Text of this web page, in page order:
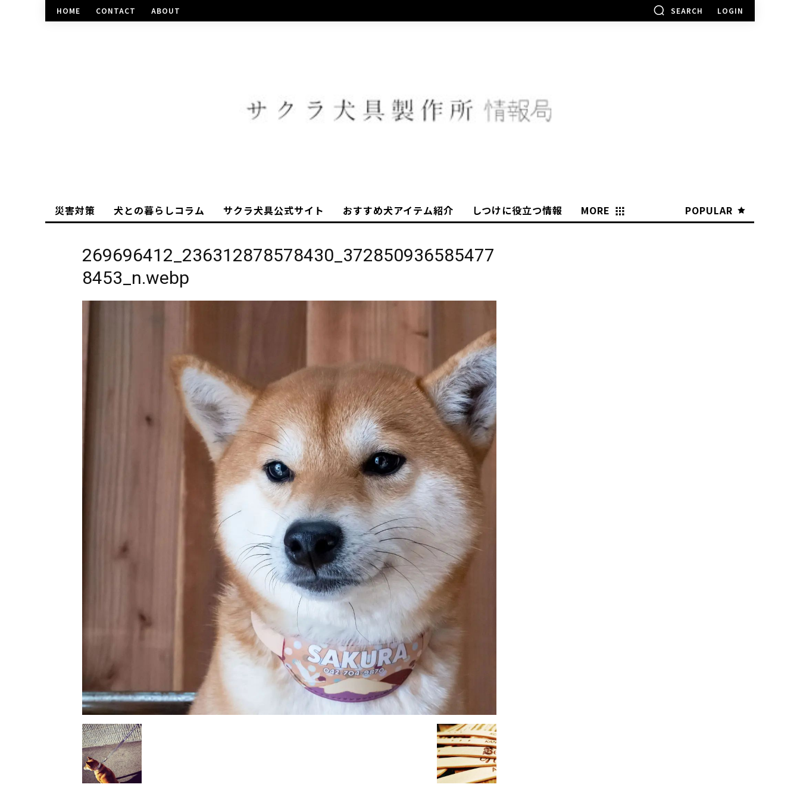
HOME CONTACT ABOUT SEARCH LOGIN
POPULAR
災害対策 犬との暮らしコラム サクラ犬具公式サイト おすすめ犬アイテム紹介 しつけに役立つ情報 MORE
269696412_236312878578430_372850936585477
8453_n.webp